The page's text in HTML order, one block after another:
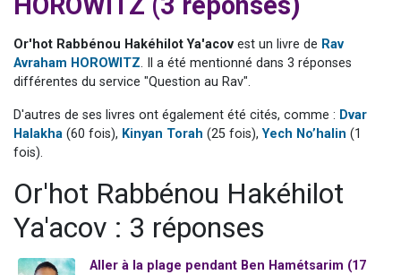
3 personnes viennent de faire un don pour Événements Torah-Box
2 personnes viennent de nous rejoindre sur WhatsApp
Or'hot Rabbénou Hakéhilot Ya'acov est un livre de Rav
Avraham HOROWITZ. Il a été mentionné dans 3 réponses
différentes du service "Question au Rav".
D'autres de ses livres ont également été cités, comme : Dvar
Halakha (60 fois), Kinyan Torah (25 fois), Yech No’halin (1
fois).
Or'hot Rabbénou Hakéhilot
Ya'acov : 3 réponses
Aller à la plage pendant Ben Hamétsarim (17